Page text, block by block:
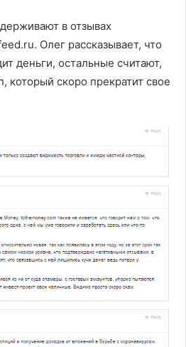
в отзывах
Олег рассказывает, что
деньги, остальные считают,
который скоро прекратит свое